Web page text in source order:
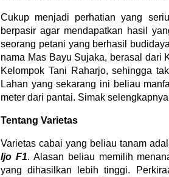
Cukup menjadi perhatian yang
berpasir agar mendapatkan hasil
seorang petani yang berhasil
nama Mas Bayu Sujaka, berasal dari
Kelompok Tani Raharjo, sehingga
Lahan yang sekarang ini beliau
meter dari pantai. Simak
Tentang Varietas
Varietas cabai yang beliau tanam
Ijo F1. Alasan beliau memilih
yang dihasilkan lebih tinggi.